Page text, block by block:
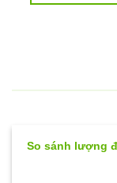
So sánh lượng